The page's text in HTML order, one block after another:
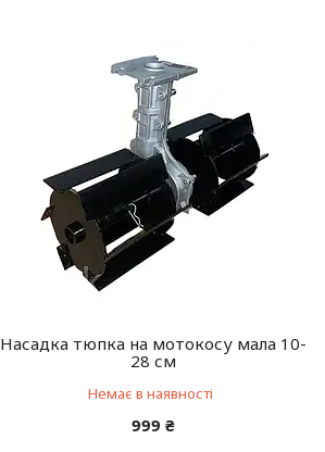
Насадка тюпка на мотокосу мала 10-
28 см
Немає в наявності
999 ₴